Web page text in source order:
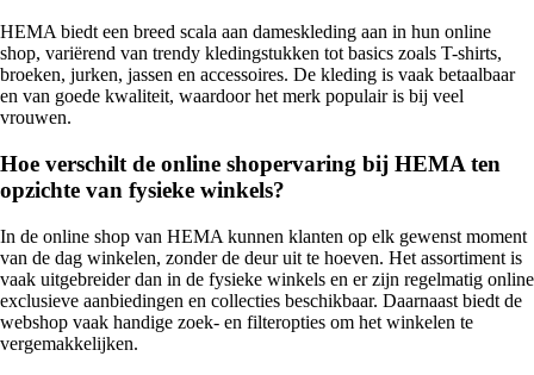
HEMA biedt een breed scala aan dameskleding aan in hun online
shop, variërend van trendy kledingstukken tot basics zoals T-shirts,
broeken, jurken, jassen en accessoires. De kleding is vaak betaalbaar
en van goede kwaliteit, waardoor het merk populair is bij veel
vrouwen.
Hoe verschilt de online shopervaring bij HEMA ten
opzichte van fysieke winkels?
In de online shop van HEMA kunnen klanten op elk gewenst moment
van de dag winkelen, zonder de deur uit te hoeven. Het assortiment is
vaak uitgebreider dan in de fysieke winkels en er zijn regelmatig online
exclusieve aanbiedingen en collecties beschikbaar. Daarnaast biedt de
webshop vaak handige zoek- en filteropties om het winkelen te
vergemakkelijken.